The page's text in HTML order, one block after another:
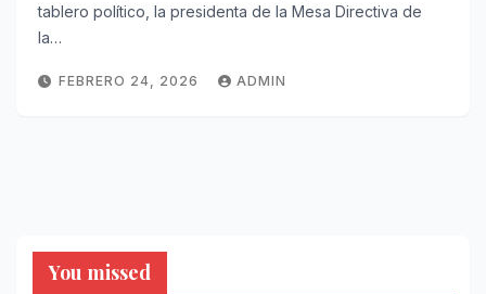
tablero político, la presidenta de la Mesa Directiva de
la…
FEBRERO 24, 2026 ADMIN
You missed